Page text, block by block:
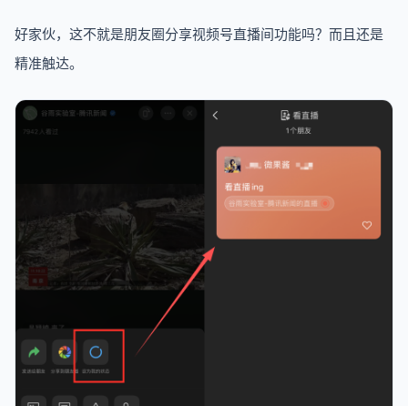
好家伙，这不就是朋友圈分享视频号直播间功能吗？而且还是
精准触达。